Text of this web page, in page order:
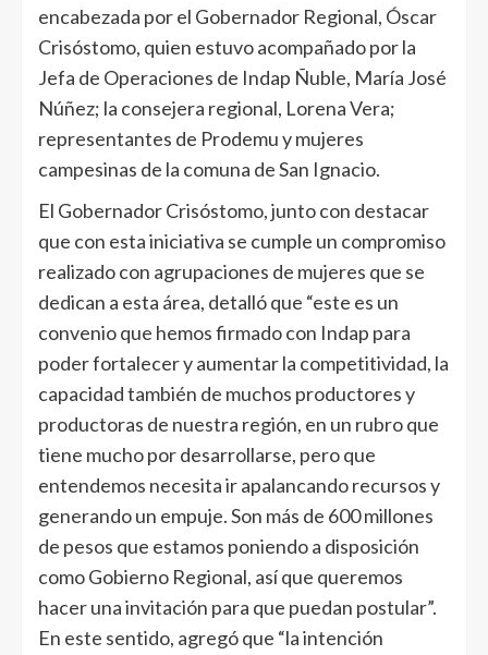
encabezada por el Gobernador Regional, Óscar
Crisóstomo, quien estuvo acompañado por la
Jefa de Operaciones de Indap Ñuble, María José
Núñez; la consejera regional, Lorena Vera;
representantes de Prodemu y mujeres
campesinas de la comuna de San Ignacio.
El Gobernador Crisóstomo, junto con destacar
que con esta iniciativa se cumple un compromiso
realizado con agrupaciones de mujeres que se
dedican a esta área, detalló que “este es un
convenio que hemos firmado con Indap para
poder fortalecer y aumentar la competitividad, la
capacidad también de muchos productores y
productoras de nuestra región, en un rubro que
tiene mucho por desarrollarse, pero que
entendemos necesita ir apalancando recursos y
generando un empuje. Son más de 600 millones
de pesos que estamos poniendo a disposición
como Gobierno Regional, así que queremos
hacer una invitación para que puedan postular”.
En este sentido, agregó que “la intención